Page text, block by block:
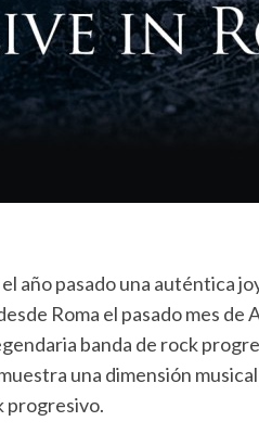
año pasado una auténtica
Roma el pasado mes
banda de rock
una dimensión
progresivo.